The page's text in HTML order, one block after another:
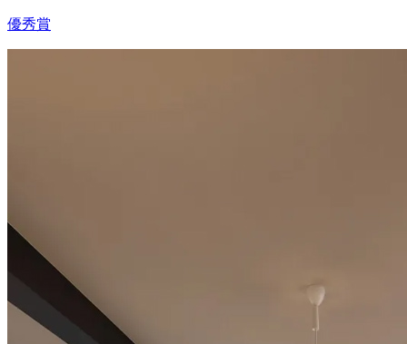
優秀賞